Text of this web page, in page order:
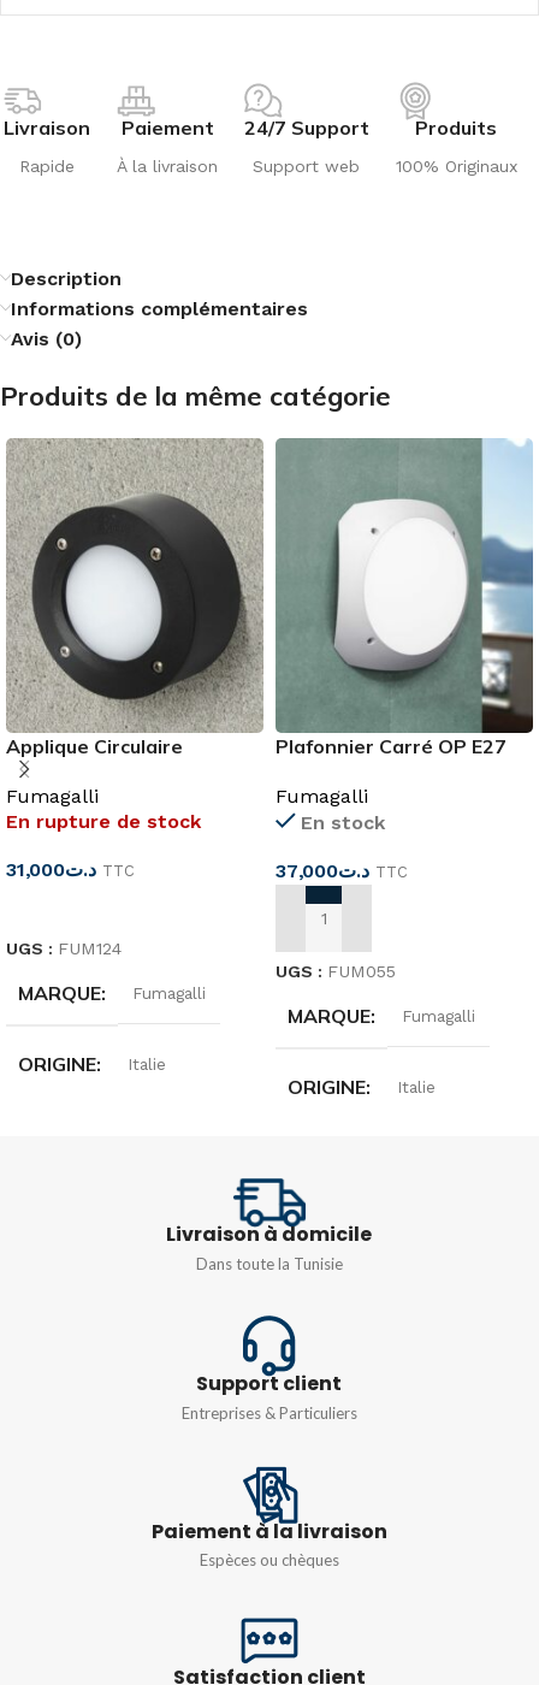
Livraison
Rapide
Paiement
À la livraison
24/7 Support
Support web
Produits
100% Originaux
Description
Informations complémentaires
Avis (0)
Produits de la même catégorie
Applique Circulaire
IP66+LAMPE 4000
Fumagalli
En rupture de stock
د.ت31,000
TTC
UGS : FUM124
MARQUE Fumagalli
ORIGINE Italie
Plafonnier Carré OP E27
Fumagalli
En stock
د.ت37,000 TTC
AJOUTER AU PANIER
UGS : FUM055
MARQUE Fumagalli
ORIGINE Italie
PROTECTION
IP66
MATIÈRE
Blanc Gris
310X90X310MM
Livraison à domicile
Dans toute la Tunisie
Support client
Entreprises & Particuliers
Paiement à la livraison
Espèces ou chèques
Satisfaction client